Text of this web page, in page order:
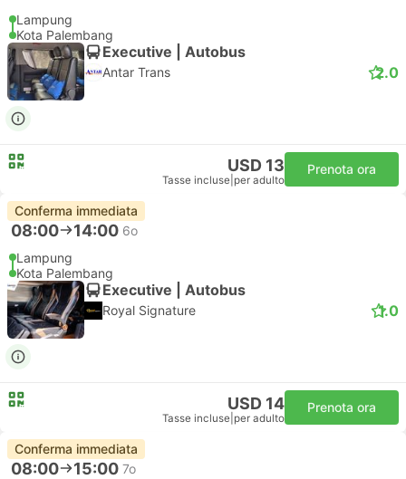
Lampung
Kota Palembang
Executive | Autobus
Antar Trans 2.0
USD 13
Tasse incluse per adulto
Prenota ora
Conferma immediata
08:00 14:00 6o
Lampung
Kota Palembang
Executive | Autobus
Royal Signature 1.0
USD 14
Tasse incluse per adulto
Prenota ora
Conferma immediata
08:00 15:00 7o